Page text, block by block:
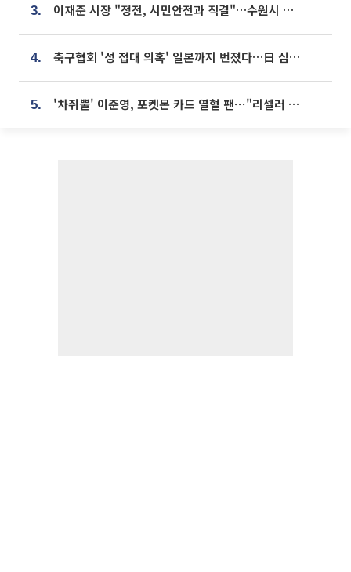
3. 이재준 시장 "정전, 시민안전과 직결"…수원시 비상대응체계 가동
4. 축구협회 '성 접대 의혹' 일본까지 번졌다…日 심판 실명 공개
5. '차쥐뿔' 이준영, 포켓몬 카드 열혈 팬⋯"리셀러 처단할 것"